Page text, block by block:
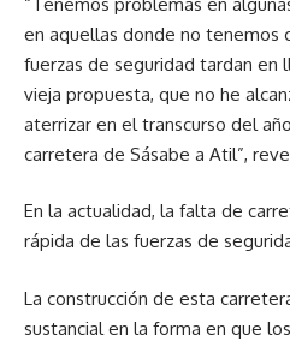
en aquellas donde no tenemos
fuerzas de seguridad tardan en
vieja propuesta, que no he
aterrizar en el transcurso del
carretera de Sásabe a Atil”,
En la actualidad, la falta de
rápida de las fuerzas de
La construcción de esta
sustancial en la forma en que